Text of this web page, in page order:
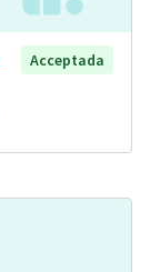
Acceptada